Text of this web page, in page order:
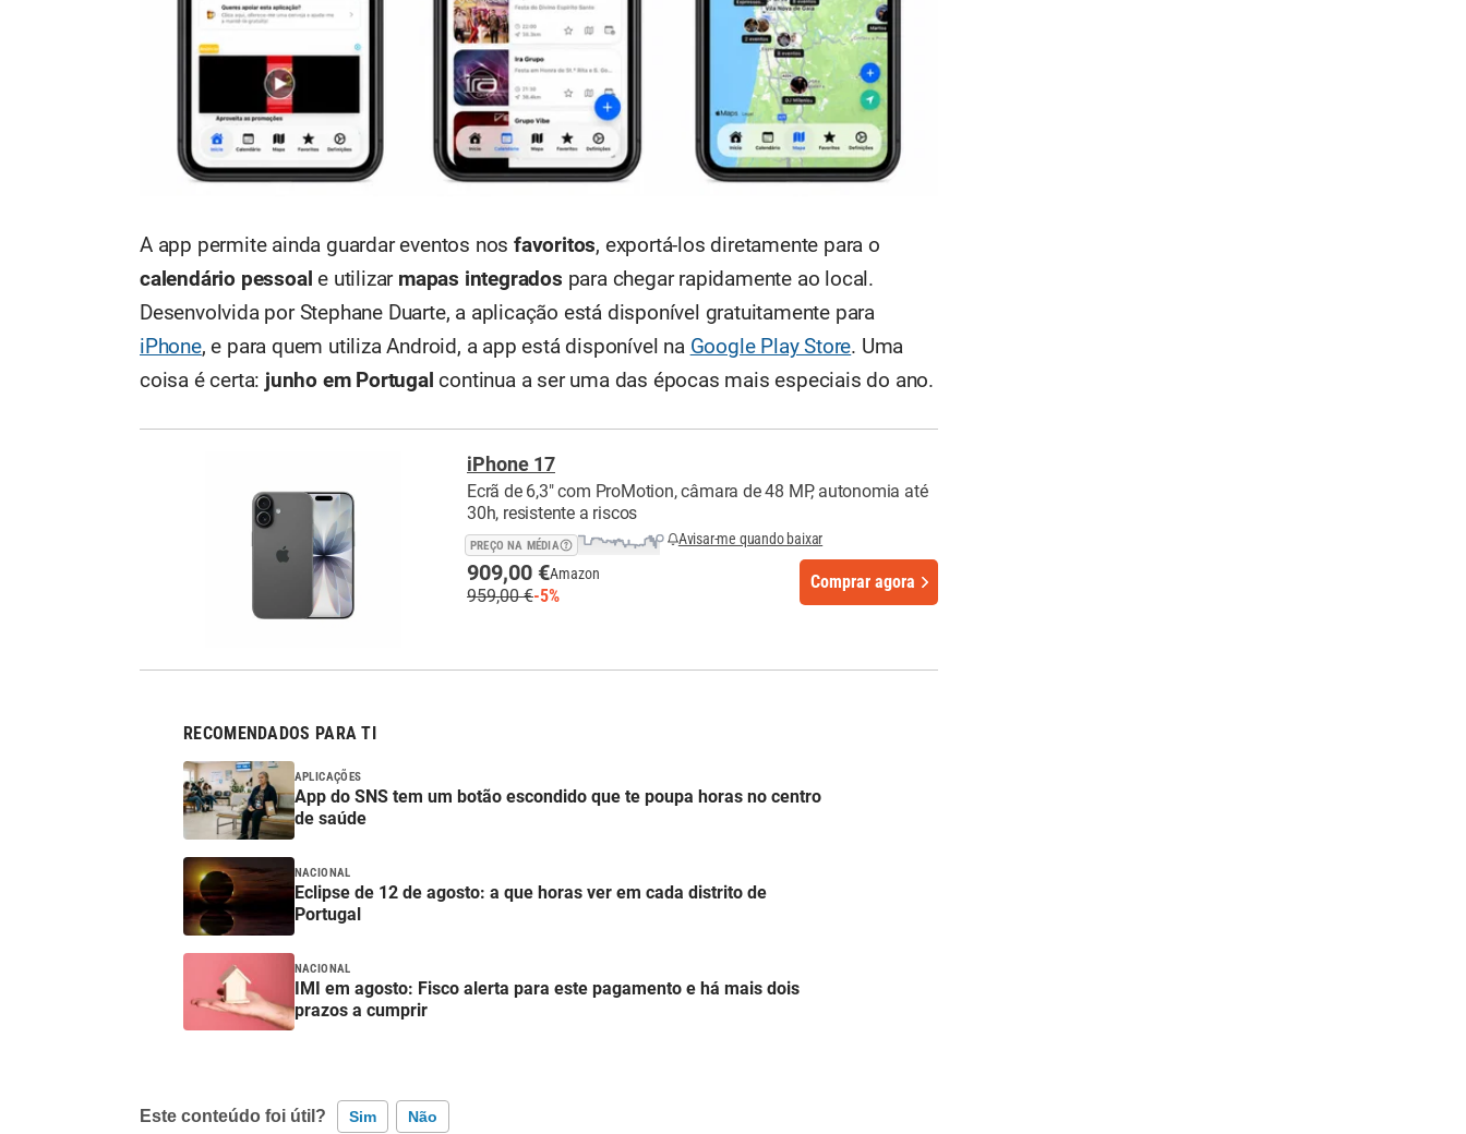
A app permite ainda guardar eventos nos favoritos, exportá-los diretamente para o
calendário pessoal e utilizar mapas integrados para chegar rapidamente ao local.
Desenvolvida por Stephane Duarte, a aplicação está disponível gratuitamente para
iPhone, e para quem utiliza Android, a app está disponível na Google Play Store. Uma
coisa é certa: junho em Portugal continua a ser uma das épocas mais especiais do ano.
iPhone 17
Ecrã de 6,3" com ProMotion, câmara de 48 MP, autonomia até
30h, resistente a riscos
PREÇO NA MÉDIA Avisar-me quando baixar
909,00 €Amazon
959,00 €-5%
Comprar agora
RECOMENDADOS PARA TI
APLICAÇÕES
App do SNS tem um botão escondido que te poupa horas no centro
de saúde
NACIONAL
Eclipse de 12 de agosto: a que horas ver em cada distrito de
Portugal
NACIONAL
IMI em agosto: Fisco alerta para este pagamento e há mais dois
prazos a cumprir
Este conteúdo foi útil? Sim Não